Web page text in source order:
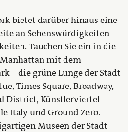
bietet darüber hinaus eine
an Sehenswürdigkeiten
Tauchen Sie ein in die
mit dem
– die grüne Lunge der Stadt
Times Square, Broadway,
District, Künstlerviertel
Italy und Ground Zero.
Museen der Stadt